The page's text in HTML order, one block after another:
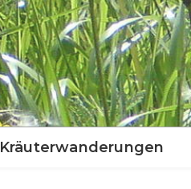
Kräuterwanderungen